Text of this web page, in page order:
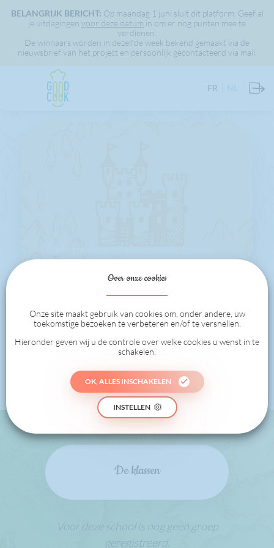
BELANGRIJK BERICHT: Op maandag 1 juni sluit dit platform. Geef al
je uitdagingen voor deze datum in om er nog punten mee te
verdienen.
De winnaars worden in dezelfde week bekend gemaakt via de
nieuwsbrief van het project en persoonlijk gecontacteerd via mail.
FR
0
De klassen
Voor deze school is nog geen groep
geregistreerd.
Over onze cookies
Onze site maakt gebruik van cookies om, onder andere, uw
toekomstige bezoeken te verbeteren en/of te versnellen.
Hieronder geven wij u de controle over welke cookies u wenst in te
schakelen.
OK, ALLES INSCHAKELEN
INSTELLEN